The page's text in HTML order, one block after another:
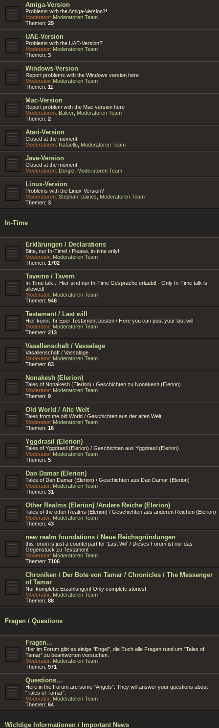
Amiga-Version
Problems with the Amiga-Version?!
Moderator: Moderatoren Team
Themen: 29
UAE-Version
Problems with the UAE-Version?!
Moderator: Moderatoren Team
Themen: 3
Windows-Version
Report problems with the Windows version here
Moderator: Moderatoren Team
Themen: 11
Mac-Version
Report problem with the Mac version here
Moderatoren: Balcer Moderatoren Team
Themen: 2
Atari-Version
Closed at the moment!
Moderatoren: Rafaello Moderatoren Team
Java-Version
Closed at the moment!
Moderatoren: Dorgie Moderatoren Team
Linux-Version
Problems with the Linux-Version?
Moderatoren: Stephan paines
Moderatoren Team
Themen: 3
In-Time
Erklärungen / Declarations
Bitte, nur In-Time! / Please, in-time only!
Moderator: Moderatoren Team
Themen: 1702
Taverne / Tavern
In-Time talk... Hier sind nur In-Time Gespräche erlaubt! - Only In-Time talk is
allowed!
Moderator: Moderatoren Team
Themen: 948
Testament / Last will
Hier könnt Ihr Euer Testament posten / Here you can post your last will
Moderator: Moderatoren Team
Themen: 213
Vasallenschaft / Vassalage
Vasallenschaft / Vassalage
Moderator: Moderatoren Team
Themen: 83
Nonakesh (Elerion)
Tales of Nonakesh (Elerion) / Geschichten zu Nonakesh (Elerion)
Moderator: Moderatoren Team
Themen: 9
Old World / Alte Welt
Tales from the old World / Geschichten aus der alten Welt
Moderator: Moderatoren Team
Themen: 16
Yggdrasil (Elerion)
Tales of Yggdrasil (Elerion) / Geschichten aus Yggdrasil (Elerion)
Moderator: Moderatoren Team
Themen: 5
Dan Damar (Elerion)
Tales of Dan Damar (Elerion) / Geschichten aus Dan Damar (Elerion)
Moderator: Moderatoren Team
Themen: 31
Other Realms (Elerion) /Andere Reiche (Elerion)
Tales of the other Realms (Elerion) / Geschichten aus anderen Reichen (Elerion)
Moderator: Moderatoren Team
Themen: 43
new realm foundations / Neue Reichsgründungen
this forum is just a counterpart for 'Last Will' / Dieses Forum ist nur das
Gegenstück zu Testament
Moderator: Moderatoren Team
Themen: 7106
Chroniken / Der Bote von Tamar / Chronicles / The Messenger
of Tamar
Nur komplette Erzählungen! Only complete stories!
Moderator: Moderatoren Team
Themen: 88
Fragen / Questions
Fragen...
Hier im Forum gibt es einige "Engel", die Euch alle Fragen rund um "Tales of
Tamar" zu beantworten versuchen.
Moderator: Moderatoren Team
Themen: 971
Questions...
Here in the Forum are some "Angels". They will answer your questions about
"Tales of Tamar".
Moderator: Moderatoren Team
Themen: 64
Wichtige Informationen / Important News